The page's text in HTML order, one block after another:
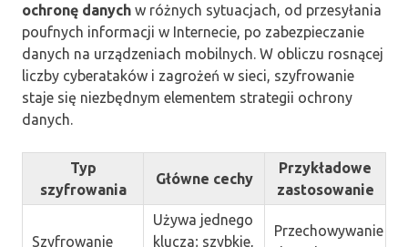
ochronę danych w różnych sytuacjach, od przesyłania
poufnych informacji w Internecie, po zabezpieczanie
danych na urządzeniach mobilnych. W obliczu rosnącej
liczby cyberataków i zagrożeń w sieci, szyfrowanie
staje się niezbędnym elementem strategii ochrony
danych.
Typ
szyfrowania
Główne cechy
Przykładowe
zastosowanie
Szyfrowanie
Używa jednego
klucza; szybkie,
Przechowywanie